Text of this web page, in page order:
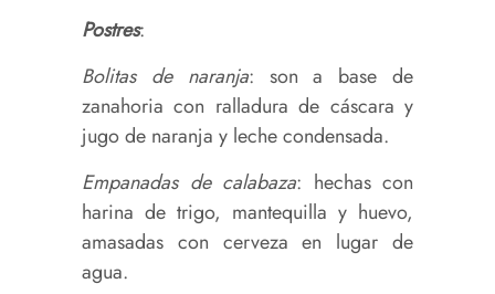
Postres:
Bolitas de naranja: son a base de
zanahoria con ralladura de cáscara y
jugo de naranja y leche condensada.
Empanadas de calabaza: hechas con
harina de trigo, mantequilla y huevo,
amasadas con cerveza en lugar de
agua.